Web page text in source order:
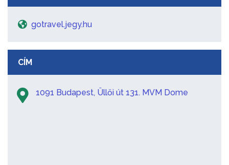
gotravel.jegy.hu
CÍM
1091 Budapest, Üllői út 131. MVM Dome